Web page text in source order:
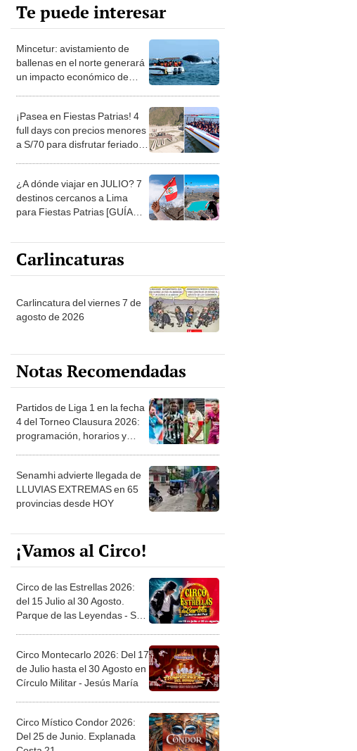
Te puede interesar
Mincetur: avistamiento de
ballenas en el norte generará
un impacto económico de
¡Pasea en Fiestas Patrias! 4
full days con precios menores
a S/70 para disfrutar feriado
¿A dónde viajar en JULIO? 7
destinos cercanos a Lima
para Fiestas Patrias [GUÍA
Carlincaturas
Carlincatura del viernes 7 de
agosto de 2026
Notas Recomendadas
Partidos de Liga 1 en la fecha
4 del Torneo Clausura 2026:
programación, horarios y
Senamhi advierte llegada de
LLUVIAS EXTREMAS en 65
provincias desde HOY
¡Vamos al Circo!
Circo de las Estrellas 2026:
del 15 Julio al 30 Agosto.
Parque de las Leyendas - San
Circo Montecarlo 2026: Del 17
de Julio hasta el 30 Agosto en
Círculo Militar - Jesús María
Circo Místico Condor 2026:
Del 25 de Junio. Explanada